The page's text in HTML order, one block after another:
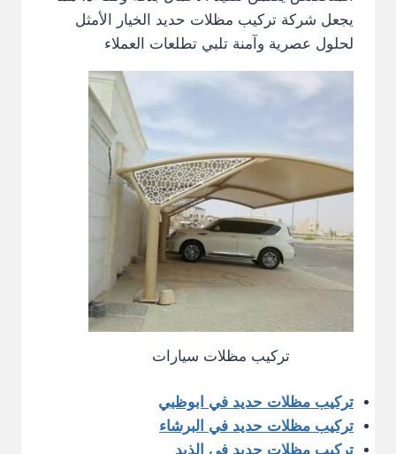
يجعل شركة تركيب مظلات حديد الخيار الأمثل
لحلول عصرية وآمنة تلبي تطلعات العملاء
تركيب مظلات سيارات
تركيب مظلات حديد في ابوظبي
تركيب مظلات حديد في البرشاء
تركيب مظلات حديد في الذيد